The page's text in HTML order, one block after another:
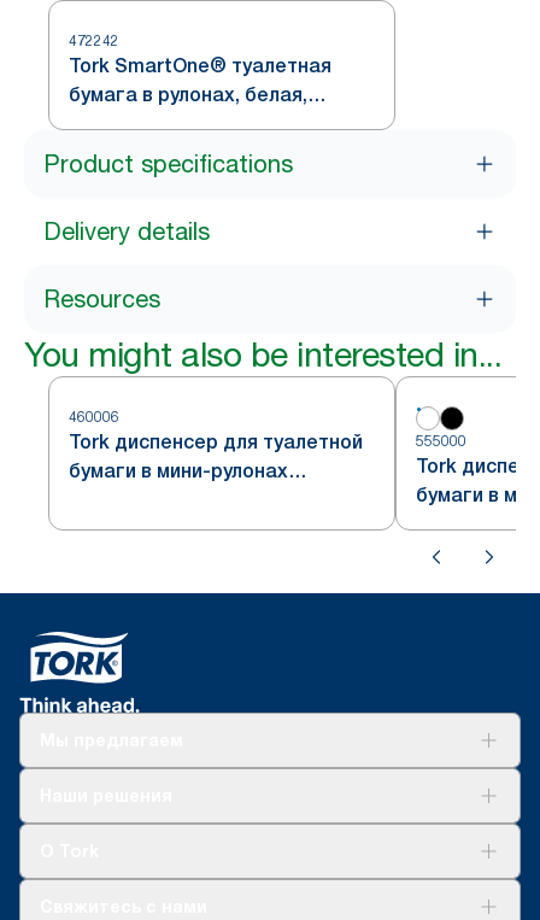
472242
Tork SmartOne® туалетная
бумага в рулонах, белая,
система T8
Product specifications
Delivery details
Resources
You might also be interested in...
460006
Tork диспенсер для туалетной
бумаги в мини-рулонах
система T2
555000
Tork
бумаги в
формата
система T2